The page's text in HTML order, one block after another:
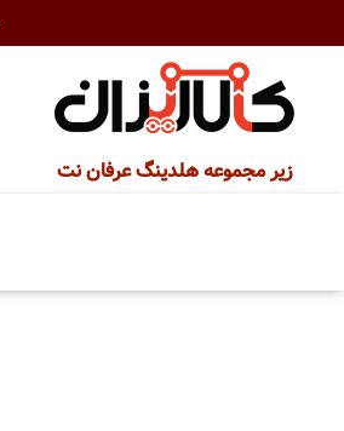
زیر مجموعه هلدینگ عرفان نت